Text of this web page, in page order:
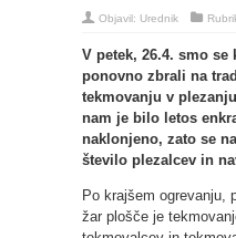
Objavil: Urednik
V petek, 26.4. smo
ponovno zbrali na
tekmovanju v
nam je bilo letos
naklonjeno, zato se
število plezalcev in
Po krajšem ogrevanju,
žar plošče je